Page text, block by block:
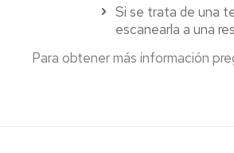
Si se trata de una
escanearla a una
Para obtener más información